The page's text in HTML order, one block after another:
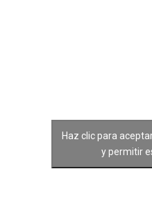
Haz clic para
y permitir